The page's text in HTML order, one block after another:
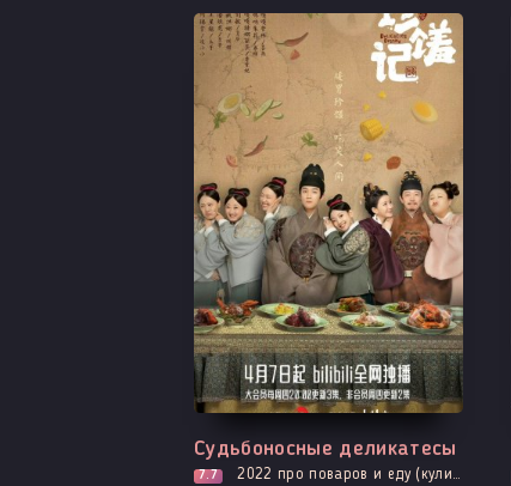
Все серии
Судьбоносные деликатесы
7.7 2022 про поваров и еду (кулинария), история, приключения, адаптация новел, романтика